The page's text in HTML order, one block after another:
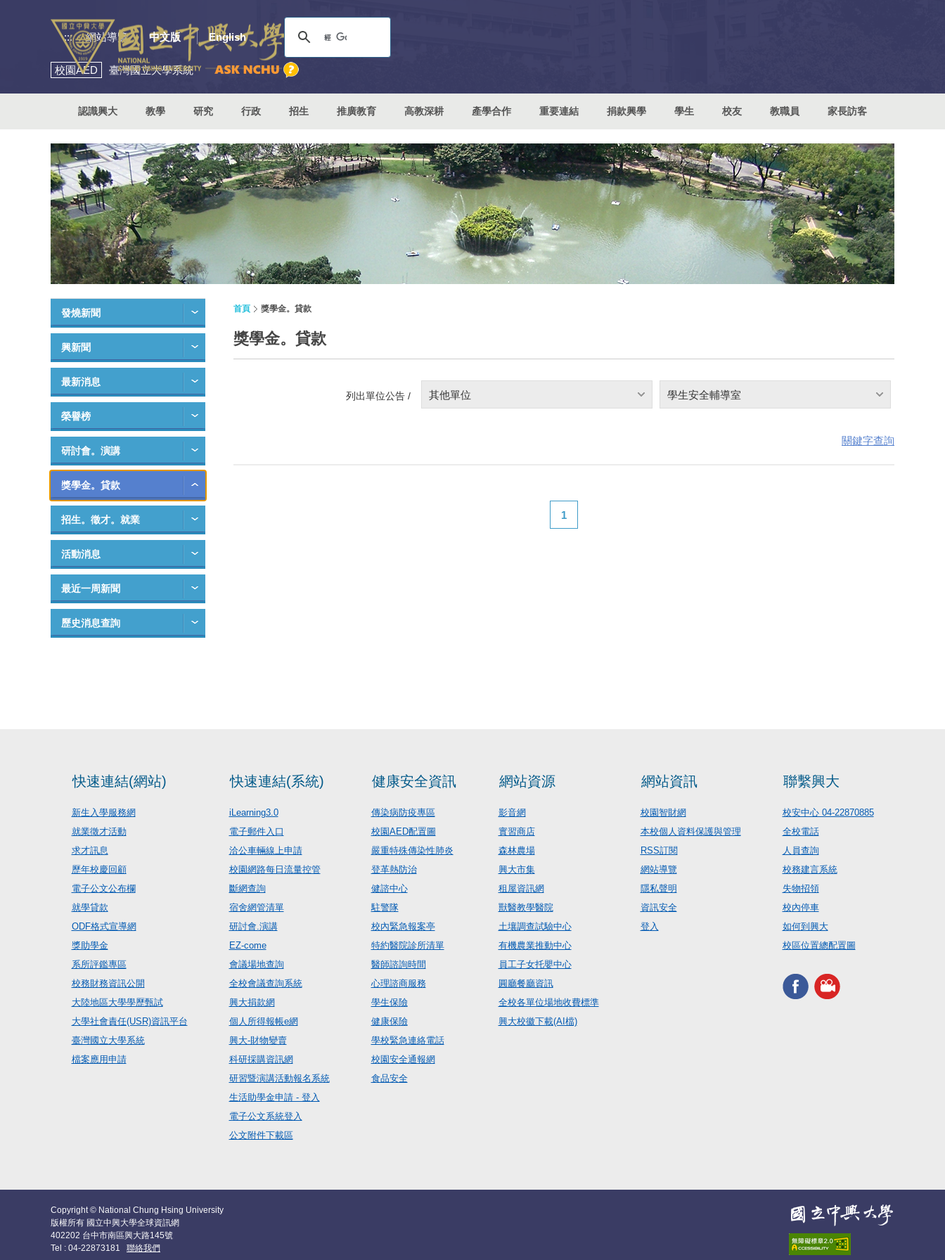
::: 網站導覽 中文版 English
校園AED 臺灣國立大學系統
認識興大 教學 研究 行政 招生 推廣教育 高教深耕 產學合作 重要連結 捐款興學 學生 校友 教職員 家長訪客
發燒新聞
興新聞
最新消息
榮譽榜
研討會。演講
獎學金。貸款
招生。徵才。就業
活動消息
最近一周新聞
歷史消息查詢
首頁 獎學金。貸款
獎學金。貸款
列出單位公告 / 其他單位 學生安全輔導室
關鍵字查詢
1
快速連結(網站)
新生入學服務網
就業徵才活動
求才訊息
歷年校慶回顧
電子公文公布欄
就學貸款
ODF格式宣導網
獎助學金
系所評鑑專區
校務財務資訊公開
大陸地區大學學歷甄試
大學社會責任(USR)資訊平台
臺灣國立大學系統
檔案應用申請
快速連結(系統)
iLearning3.0
電子郵件入口
洽公車輛線上申請
校園網路每日流量控管
斷網查詢
宿舍網管清單
研討會.演講
EZ-come
會議場地查詢
全校會議查詢系統
興大捐款網
個人所得報帳e網
興大-財物變賣
科研採購資訊網
研習暨演講活動報名系統
生活助學金申請 - 登入
電子公文系統登入
公文附件下載區
健康安全資訊
傳染病防疫專區
校園AED配置圖
嚴重特殊傳染性肺炎
登革熱防治
健諮中心
駐警隊
校內緊急報案亭
特約醫院診所清單
醫師諮詢時間
心理諮商服務
學生保險
健康保險
學校緊急連絡電話
校園安全通報網
食品安全
網站資源
影音網
實習商店
森林農場
興大市集
租屋資訊網
獸醫教學醫院
土壤調查試驗中心
有機農業推動中心
員工子女托嬰中心
圓廳餐廳資訊
全校各單位場地收費標準
興大校徽下載(AI檔)
網站資訊
校園智財網
本校個人資料保護與管理
RSS訂閱
網站導覽
隱私聲明
資訊安全
登入
聯繫興大
校安中心 04-22870885
全校電話
人員查詢
校務建言系統
失物招領
校內停車
如何到興大
校區位置總配置圖
Copyright © National Chung Hsing University
版權所有 國立中興大學全球資訊網
402202 台中市南區興大路145號
Tel : 04-22873181 聯絡我們